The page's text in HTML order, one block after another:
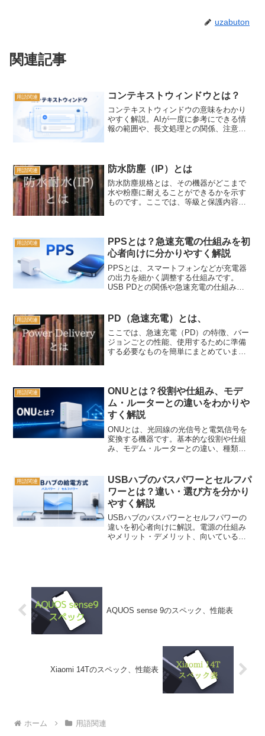
uzabuton
関連記事
用語関連 コンテキストウィンドウとは？
コンテキストウィンドウの意味をわかり
やすく解説。AIが一度に参考にできる情
報の範囲や、長文処理との関係、注意点
用語関連 防水防塵（IP）とは
防水防塵規格とは、その機器がどこまで
水や粉塵に耐えることができるかを示す
ものです。ここでは、等級と保護内容に
用語関連
PPSとは？急速充電の仕組みを初
心者向けに分かりやすく解説
PPSとは、スマートフォンなどが充電器
の出力を細かく調整する仕組みです。
USB PDとの関係や急速充電の仕組み、
心者向けに分かりやすく解説します。
用語関連 PD（急速充電）とは、
ここでは、急速充電（PD）の特徴、バー
ジョンごとの性能、使用するために準備
する必要なものを簡単にまとめていま
用語関連
ONUとは？役割や仕組み、モデ
ム・ルーターとの違いをわかりや
すく解説
ONUとは、光回線の光信号と電気信号を
変換する機器です。基本的な役割や仕組
み、モデム・ルーターとの違い、種類、
用語関連
USBハブのバスパワーとセルフパ
ワーとは？違い・選び方を分かり
やすく解説
USBハブのバスパワーとセルフパワーの
違いを初心者向けに解説。電源の仕組み
やメリット・デメリット、向いている機
AQUOS sense 9のスペック、性能表
Xiaomi 14Tのスペック、性能表
ホーム 用語関連